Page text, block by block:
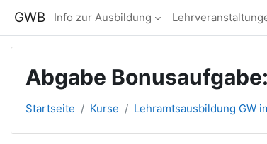
GWB Info zur Ausbildung
Abgabe
Startseite Kurse Lehramtsausbildung GW